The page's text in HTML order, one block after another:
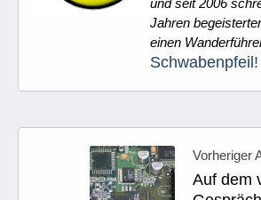
Jahren
einen
Schwabenpfeil!
Vorheriger
Auf dem